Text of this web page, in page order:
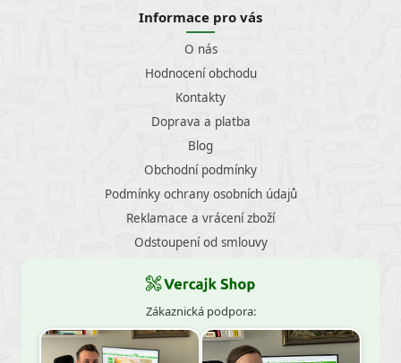
Informace pro vás
O nás
Hodnocení obchodu
Kontakty
Doprava a platba
Blog
Obchodní podmínky
Podmínky ochrany osobních údajů
Reklamace a vrácení zboží
Odstoupení od smlouvy
Zákaznická podpora: